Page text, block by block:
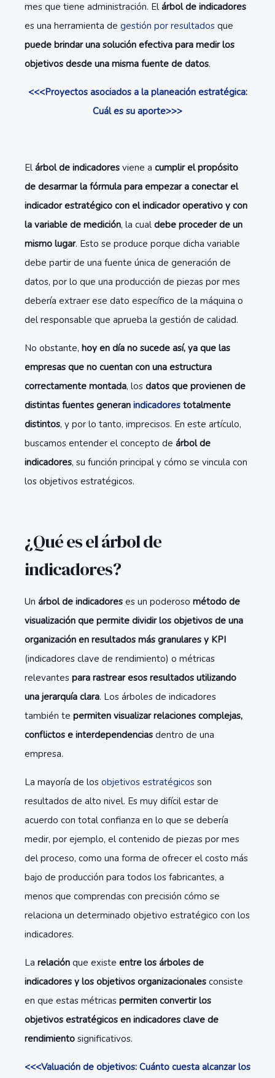
mes que tiene administración. El árbol de indicadores
es una herramienta de gestión por resultados que
puede brindar una solución efectiva para medir los
objetivos desde una misma fuente de datos.
<<<Proyectos asociados a la planeación estratégica:
Cuál es su aporte>>>
El árbol de indicadores viene a cumplir el propósito
de desarmar la fórmula para empezar a conectar el
indicador estratégico con el indicador operativo y con
la variable de medición, la cual debe proceder de un
mismo lugar. Esto se produce porque dicha variable
debe partir de una fuente única de generación de
datos, por lo que una producción de piezas por mes
debería extraer ese dato específico de la máquina o
del responsable que aprueba la gestión de calidad.
No obstante, hoy en día no sucede así, ya que las
empresas que no cuentan con una estructura
correctamente montada, los datos que provienen de
distintas fuentes generan indicadores totalmente
distintos, y por lo tanto, imprecisos. En este artículo,
buscamos entender el concepto de árbol de
indicadores, su función principal y cómo se vincula con
los objetivos estratégicos.
¿Qué es el árbol de
indicadores?
Un árbol de indicadores es un poderoso método de
visualización que permite dividir los objetivos de una
organización en resultados más granulares y KPI
(indicadores clave de rendimiento) o métricas
relevantes para rastrear esos resultados utilizando
una jerarquía clara. Los árboles de indicadores
también te permiten visualizar relaciones complejas,
conflictos e interdependencias dentro de una
empresa.
La mayoría de los objetivos estratégicos son
resultados de alto nivel. Es muy difícil estar de
acuerdo con total confianza en lo que se debería
medir, por ejemplo, el contenido de piezas por mes
del proceso, como una forma de ofrecer el costo más
bajo de producción para todos los fabricantes, a
menos que comprendas con precisión cómo se
relaciona un determinado objetivo estratégico con los
indicadores.
La relación que existe entre los árboles de
indicadores y los objetivos organizacionales consiste
en que estas métricas permiten convertir los
objetivos estratégicos en indicadores clave de
rendimiento significativos.
<<<Valuación de objetivos: Cuánto cuesta alcanzar los